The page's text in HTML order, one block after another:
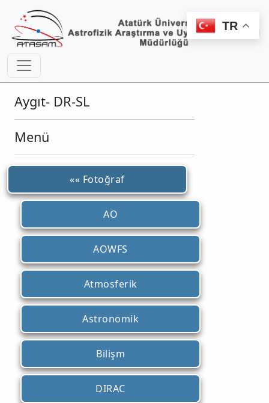
Aygıt- DR-SL
Menü
«« Fotoğraf
AO
AOWFS
Atmosferik
Astronomik
Bilişm
DIRAC
TR